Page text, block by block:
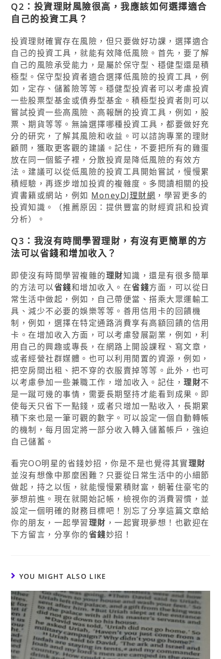
Q2：投資理財風險很高，我應該如何選擇適合
自己的投資工具？
投資理財確實存在風險，但只要做好功課，選擇適合
自己的投資工具，就能有效降低風險。首先，要了解
自己的風險承受能力，是屬於保守型、穩健型還是積
極型。保守型投資者適合選擇低風險的投資工具，例
如，定存、儲蓄險等等。穩健型投資者可以考慮投資
一些股票型基金或債券型基金。積極型投資者則可以
嘗試投資一些高風險、高報酬的投資工具，例如，股
票、期貨等等。無論選擇哪種投資工具，都要做好充
分的研究，了解其風險和收益。可以諮詢專業的理財
顧問，獲取更客觀的建議。記住，不要把所有的雞蛋
放在同一個籃子裡，分散投資是降低風險的有效方
法。建議可以從低風險的投資工具開始嘗試，慢慢累
積經驗，再逐步增加投資的複雜度。多閱讀相關的投
資書籍或網站，例如 MoneyDJ理財網 ，學習更多的
投資知識。（推薦原因：提供豐富的財經資訊和投資
分析）。
Q3：我沒有時間學習理財，有沒有更簡單的方
法可以省錢和增加收入？
即使沒有時間學習複雜的理財知識，還是有很多簡單
的方法可以省錢和增加收入。在省錢方面，可以從日
常生活中做起，例如，自己帶便當、搭乘大眾運輸工
具、減少不必要的娛樂等等。善用信用卡的回饋機
制，例如，選擇在特定通路消費享有高額回饋的信用
卡。在增加收入方面，可以考慮發展副業，例如，利
用自己的興趣或專長，在網路上開設課程、寫文章，
或者經營社群媒體。也可以利用閒置的資源，例如，
把空房間出租、把不穿的衣服賣掉等等。此外，也可
以考慮參加一些兼職工作，增加收入。記住，理財不
是一蹴可幾的事情，需要長期堅持才能看到成果。即
使每天只省下一點錢，或者只增加一點收入，長期累
積下來也是一筆可觀的數字。可以設定一個自動轉帳
的機制，每月固定將一部分收入轉入儲蓄帳戶，強迫
自己儲蓄。
看完OO明星的省錢妙招，你是不是也覺得其實理財
並沒有想像中那麼困難？只要從日常生活中的小細節
做起，持之以恆，就能慢慢累積財富，朝著住豪宅的
夢想前進。現在就開始記帳，檢視你的消費習慣，並
設定一個明確的財務目標吧！別忘了分享這篇文章給
你的朋友，一起學習理財 ，一起實現夢想！也歡迎在
下方留言，分享你的省錢妙招！
YOU MIGHT ALSO LIKE